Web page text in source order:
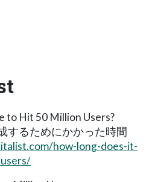
to Hit 50 Million Users?
するためにかかった時間
how-long-does-it-